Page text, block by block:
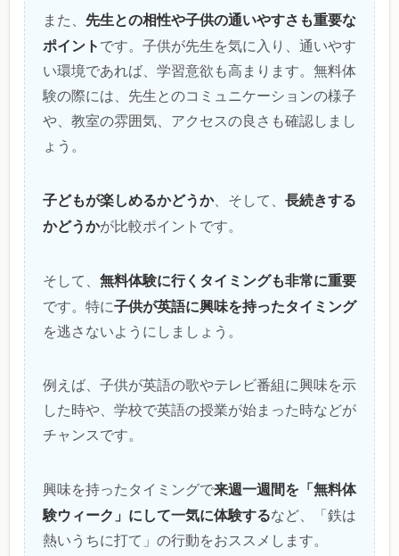
また、 先生との相性や子供の通いやすさも重要な
ポイント です。子供が先生を気に入り、通いやす
い環境であれば、学習意欲も高まります。無料体
験の際には、先生とのコミュニケーションの様子
や、教室の雰囲気、アクセスの良さも確認しまし
ょう。
子どもが楽しめるかどうか、そして、 長続きする
かどうかが比較ポイントです。
そして、 無料体験に行くタイミングも非常に重要
です。特に子供が英語に興味を持ったタイミング
を逃さないようにしましょう。
例えば、子供が英語の歌やテレビ番組に興味を示
した時や、学校で英語の授業が始まった時などが
チャンスです。
興味を持ったタイミングで来週一週間を「無料体
験ウィーク」にして一気に体験するなど、「鉄は
熱いうちに打て」の行動をおススメします。